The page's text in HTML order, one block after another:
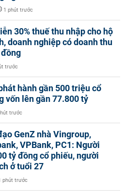
1 phút trước
30% thuế thu nhập cho hộ
doanh nghiệp có doanh thu
trước
hành gần 500 triệu cổ
vốn lên gần 77.800 tỷ
trước
GenZ nhà Vingroup,
VPBank, PC1: Người
tỷ đồng cổ phiếu, người
ở tuổi 27
phút trước